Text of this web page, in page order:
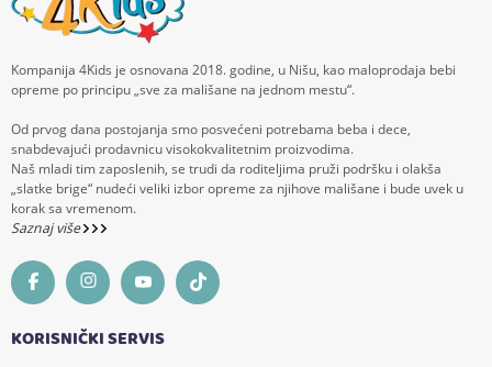
Kompanija 4Kids je osnovana 2018. godine, u Nišu, kao maloprodaja bebi
opreme po principu „sve za mališane na jednom mestu“.
Od prvog dana postojanja smo posvećeni potrebama beba i dece,
snabdevajući prodavnicu visokokvalitetnim proizvodima.
Naš mladi tim zaposlenih, se trudi da roditeljima pruži podršku i olakša
„slatke brige“ nudeći veliki izbor opreme za njihove mališane i bude uvek u
korak sa vremenom.
Saznaj više
KORISNIČKI SERVIS